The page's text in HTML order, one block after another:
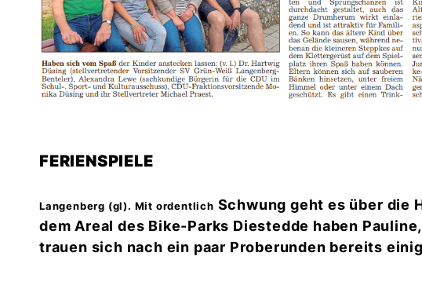
FERIENSPIELE
Langenberg (gl). Mit ordentlich Schwung geht es über die
dem Areal des Bike-Parks Diestedde haben Pauline,
trauen sich nach ein paar Proberunden bereits